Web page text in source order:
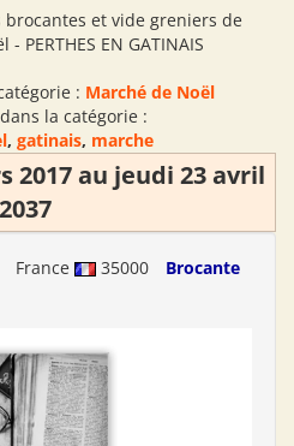
brocantes et vide greniers de
PERTHES EN GATINAIS
: Marché de Noël
la catégorie :
, gatinais, marche
2017 au jeudi 23 avril
2037
France 35000
Brocante